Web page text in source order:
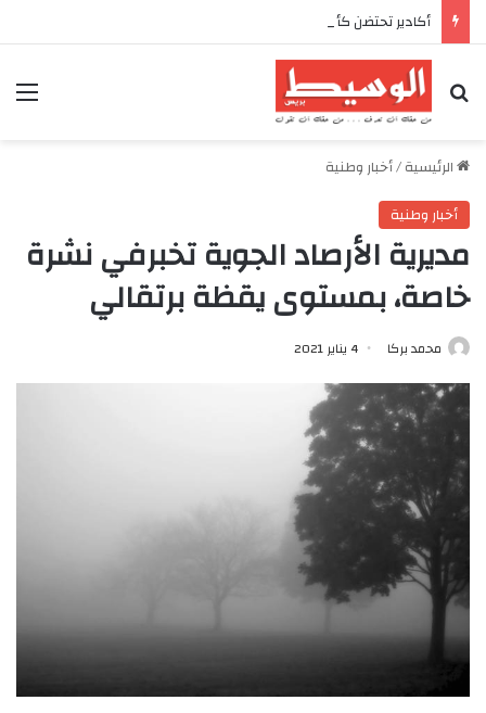
بحث عن
الرئيسية/أخبار وطنية
أخبار وطنية
مديرية الأرصاد الجوية تخبرفي نشرة
خاصة، بمستوى يقظة برتقالي
محمد بركا 4 يناير 2021